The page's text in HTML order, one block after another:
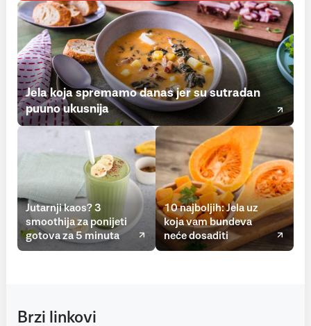
Jela koja spremamo danas jer su sutradan
puuno ukusnija
Jutarnji kaos? 3
smoothija za ponijeti
gotova za 5 minuta
10 najboljih: Jela uz
koja vam bundeva
neće dosaditi
Brzi linkovi